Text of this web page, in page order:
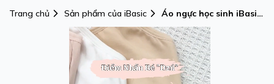
Trang chủ Sản phẩm của iBasic
Áo ngực học sinh iBasic
cotton USA kháng
khuẩn có hình in dễ
thương - BRAT028